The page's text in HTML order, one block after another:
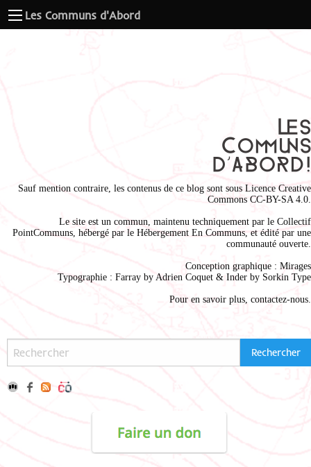
Les Communs d'Abord
Sauf mention contraire, les contenus de ce blog sont sous Licence Creative
Commons CC-BY-SA 4.0
Le site est un commun, maintenu techniquement par le Collectif
PointCommuns , hébergé par le Hébergement En Communs , et édité par une
communauté ouverte.
Conception graphique : Mirages
Typographie : Farray by Adrien Coquet & Inder by Sorkin Type
Pour en savoir plus, contactez-nous